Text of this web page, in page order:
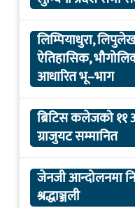
लिम्पियाधुरा,
ऐतिहासिक,
आधारित भू–भाग
ब्रिटिस कलेजको ११
ग्राजुयट सम्मानित
जेनजी आन्दोलनमा
श्रद्धाञ्जली